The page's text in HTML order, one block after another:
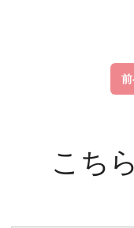
こち